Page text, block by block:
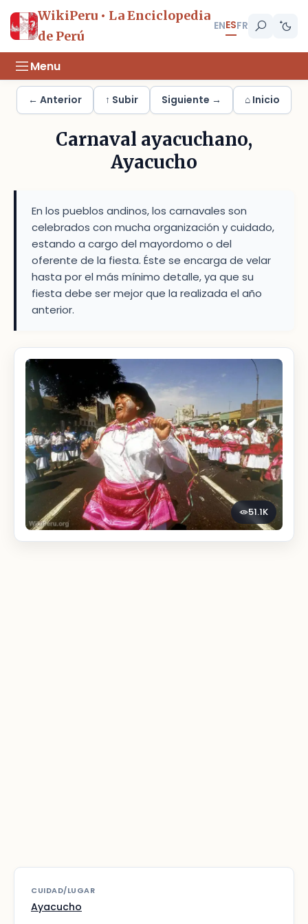
WikiPeru • La Enciclopedia
de Perú
ENESFR
Menu
← Anterior ↑ Subir Siguiente → ⌂ Inicio
Carnaval ayacuchano,
Ayacucho
En los pueblos andinos, los carnavales son
celebrados con mucha organización y cuidado,
estando a cargo del mayordomo o del
oferente de la fiesta. Éste se encarga de velar
hasta por el más mínimo detalle, ya que su
fiesta debe ser mejor que la realizada el año
anterior.
51.1K
CUIDAD/LUGAR
Ayacucho